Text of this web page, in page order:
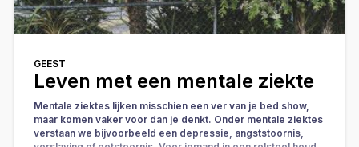
GEEST
Leven met een mentale ziekte
Mentale ziektes lijken misschien een ver van je bed show,
maar komen vaker voor dan je denkt. Onder mentale ziektes
verstaan we bijvoorbeeld een depressie, angststoornis,